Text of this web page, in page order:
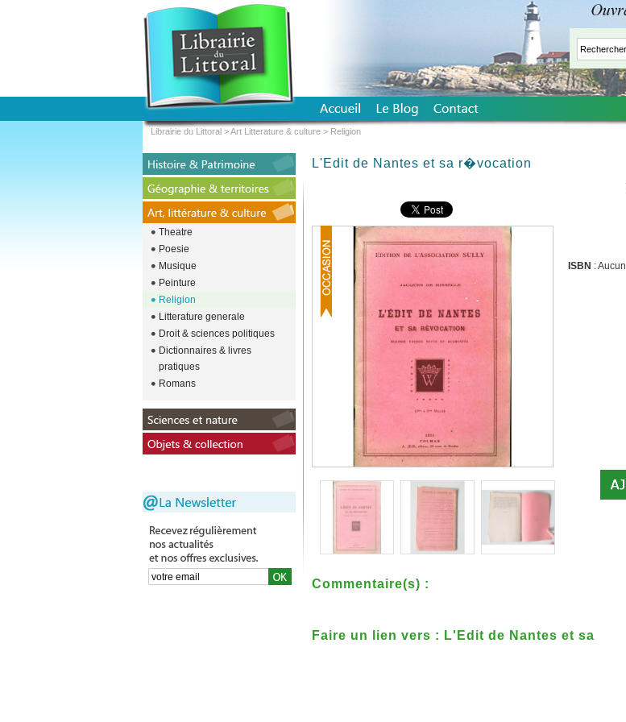
L'Edit de Nantes et sa r�vocation
ISBN : Aucun
Commentaire(s) :
Faire un lien vers : L'Edit de Nantes et sa
Theatre
Poesie
Musique
Peinture
Religion
Litterature generale
Droit & sciences politiques
Dictionnaires & livres
pratiques
Romans
Librairie du Littoral >Art Litterature & culture > Religion